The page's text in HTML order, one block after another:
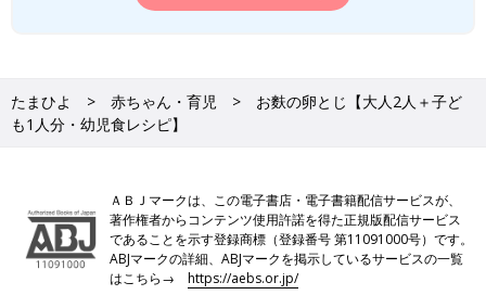
たまひよ 赤ちゃん・育児
お麩の卵とじ【大人2人＋子ど
も1人分・幼児食レシピ】
ＡＢＪマークは、この電子書店・電子書籍配信サービスが、
著作権者からコンテンツ使用許諾を得た正規版配信サービス
であることを示す登録商標（登録番号 第11091000号）です。
ABJマークの詳細、ABJマークを掲示しているサービスの一覧
はこちら→https://aebs.or.jp/